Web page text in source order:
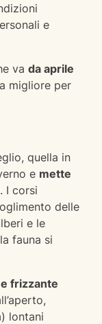
e
va da aprile
migliore per
quella in
e mette
. I corsi
delle
e le
fauna si
frizzante
lontani